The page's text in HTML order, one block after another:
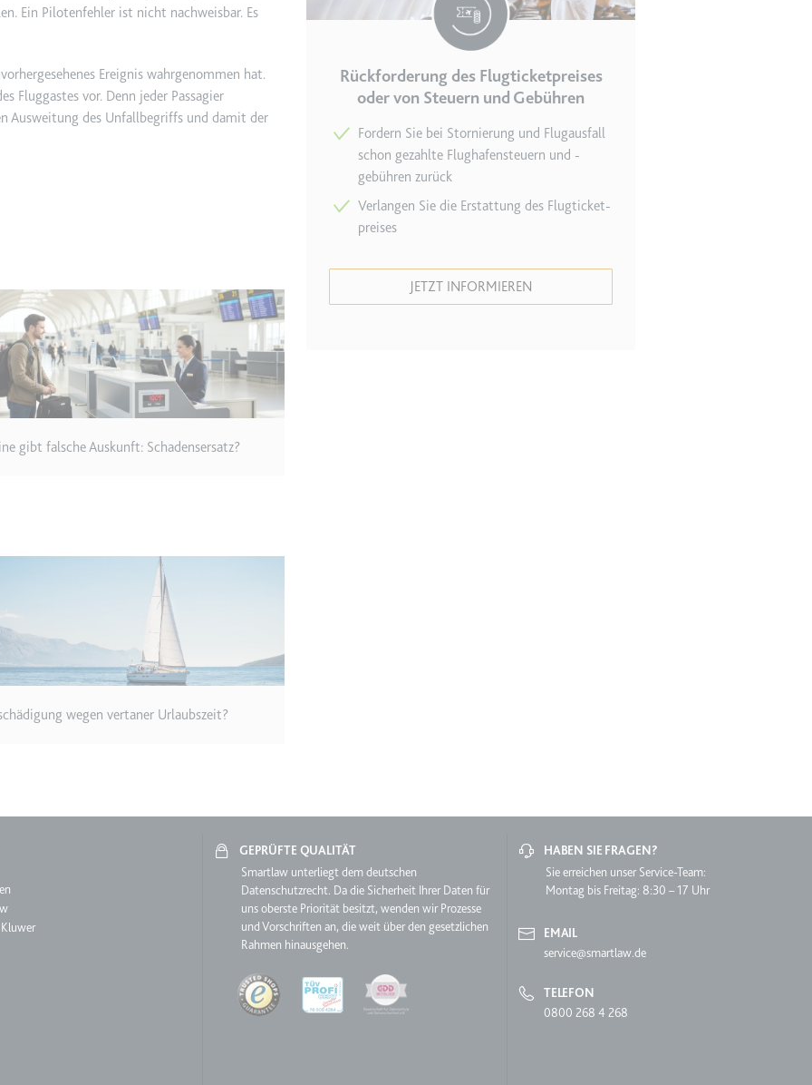
Storage
um die Interaktion der Nutzer mit eingebetteten Inhalten zu verfolgen.
Benutzereinstellungen beim Abruf eines auf anderen Webseiten integrierten Youtube-
um die Interaktion der Nutzer mit eingebetteten Inhalten zu verfolgen.
um die Interaktion der Nutzer mit eingebetteten Inhalten zu verfolgen.
Ein Pilotenfehler ist nicht nachweisbar. Es
Ereignis wahrgenommen hat.
Fluggastes vor. Denn jeder Passagier
Ausweitung des Unfallbegriffs und damit der
gibt falsche Auskunft: Schadensersatz?
wegen vertaner Urlaubszeit?
Rückforderung des Flugticketpreises
oder von Steuern und Gebühren
Fordern Sie bei Stornierung und Flugausfall
schon gezahlte Flughafen­steuern und -
gebühren zurück
Verlangen Sie die Erstattung des Flugticket­
preises
JETZT INFORMIEREN
GEPRÜFTE QUALITÄT
Smartlaw unterliegt dem deutschen
Datenschutzrecht. Da die Sicherheit Ihrer Daten für
uns oberste Priorität besitzt, wenden wir Prozesse
und Vorschriften an, die weit über den gesetzlichen
Rahmen hinausgehen.
Quality
HABEN SIE FRAGEN?
Sie erreichen unser Service-Team:
Montag bis Freitag: 8:30 – 17 Uhr
EMAIL
service@smartlaw.de
TELEFON
0800 268 4 268